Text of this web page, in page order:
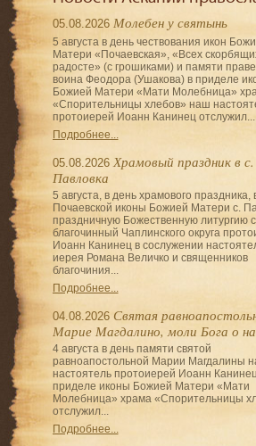
05.08.2026 Молебен у святынь
5 августа в день чествования икон
Матери «Почаевская», «Всех
радосте» (с грошиками) и памяти
воина Феодора (Ушакова) в приделе
Божией Матери «Мати Молебница»
«Спорительницы хлебов» наш
протоиерей Иоанн Канинец отслужил...
Подробнее...
05.08.2026 Храмовый праздник в с.
Павловка
5 августа, в день храмового праздника,
Почаевской иконы Божией Матери с.
праздничную Божественную литургию
благочинный Чаплинского округа
Иоанн Канинец в сослужении
иерея Романа Величко и священников
благочиния...
Подробнее...
04.08.2026 Святая
Марие Магдалино, моли Бога о
4 августа в день памяти святой
равноапостольной Марии Магдалины
настоятель протоиерей Иоанн
приделе иконы Божией Матери «Мати
Молебница» храма «Спорительницы
отслужил...
Подробнее...